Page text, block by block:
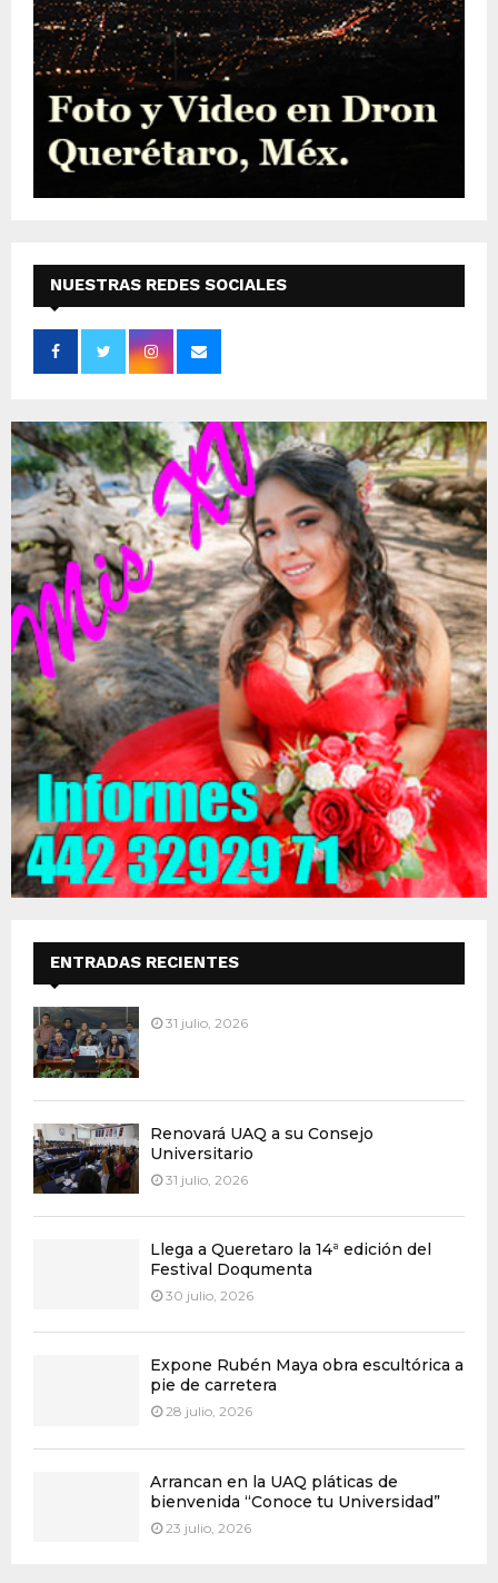
NUESTRAS REDES SOCIALES
ENTRADAS RECIENTES
31 julio, 2026
Renovará UAQ a su Consejo
Universitario
31 julio, 2026
Llega a Queretaro la 14ª edición del
Festival Doqumenta
30 julio, 2026
Expone Rubén Maya obra escultórica a
pie de carretera
28 julio, 2026
Arrancan en la UAQ pláticas de
bienvenida “Conoce tu Universidad”
23 julio, 2026